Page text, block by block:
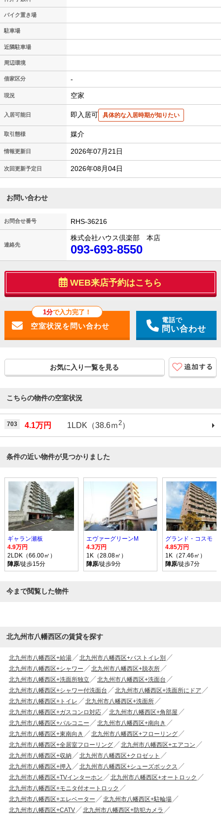
バイク置き場
駐車場
近隣駐車場
周辺環境
借家区分 -
現況 空家
入居可能日 即入居可 具体的な入居時期が知りたい
取引態様 媒介
情報更新日 2026年07月21日
次回更新予定日 2026年08月04日
お問い合わせ
お問合せ番号 RHS-36216
連絡先
株式会社ハウス倶楽部 本店
093-693-8550
WEB来店予約はこちら
1分で入力完了！
電話で
問い合わせ
お気に入り一覧を見る
こちらの物件の空室状況
703 4.1万円 1LDK（38.6ｍ2）
条件の近い物件が見つかりました
ギャラン瀬板
4.9万円
2LDK（66.00㎡）
陣原/徒歩15分
エヴァーグリーンM
4.3万円
1K（28.08㎡）
陣原/徒歩9分
グランド・コスモ
4.85万円
1K（27.46㎡）
陣原/徒歩7分
今まで閲覧した物件
北九州市八幡西区の賃貸を探す
北九州市八幡西区+給湯
北九州市八幡西区+バストイレ別
北九州市八幡西区+シャワー
北九州市八幡西区+脱衣所
北九州市八幡西区+洗面所独立
北九州市八幡西区+洗面台
北九州市八幡西区+シャワー付洗面台
北九州市八幡西区+洗面所にドア
北九州市八幡西区+トイレ
北九州市八幡西区+洗面所
北九州市八幡西区+ガスコンロ対応
北九州市八幡西区+角部屋
北九州市八幡西区+バルコニー
北九州市八幡西区+南向き
北九州市八幡西区+東南向き
北九州市八幡西区+フローリング
北九州市八幡西区+全居室フローリング
北九州市八幡西区+エアコン
北九州市八幡西区+収納
北九州市八幡西区+クロゼット
北九州市八幡西区+押入
北九州市八幡西区+シューズボックス
北九州市八幡西区+TVインターホン
北九州市八幡西区+オートロック
北九州市八幡西区+モニタ付オートロック
北九州市八幡西区+エレベーター
北九州市八幡西区+駐輪場
北九州市八幡西区+CATV
北九州市八幡西区+防犯カメラ